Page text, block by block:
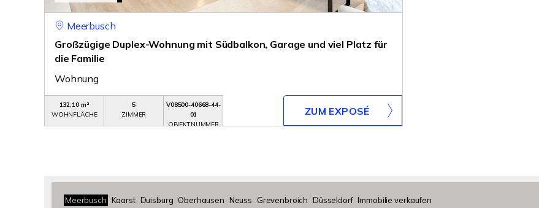
Meerbusch
Großzügige Duplex-Wohnung mit Südbalkon, Garage und viel Platz für
die Familie
Wohnung
132,10 m²
WOHNFLÄCHE
5
ZIMMER
V08500-40668-44-
01
OBJEKTNUMMER
ZUM EXPOSÉ
Meerbusch Kaarst Duisburg Oberhausen Neuss Grevenbroich Düsseldorf Immobilie verkaufen